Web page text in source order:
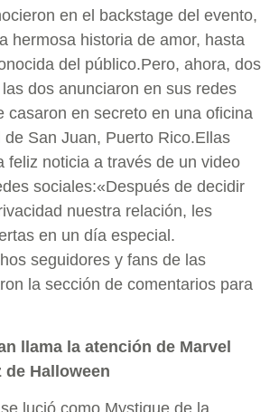
en el backstage del evento,
hermosa historia de amor, hasta
del público.Pero, ahora, dos
dos anunciaron en sus redes
casaron en secreto en una oficina
San Juan, Puerto Rico.Ellas
feliz noticia a través de un video
sociales:«Después de decidir
nuestra relación, les
en un día especial.
seguidores y fans de las
la sección de comentarios para
llama la atención de Marvel
Halloween